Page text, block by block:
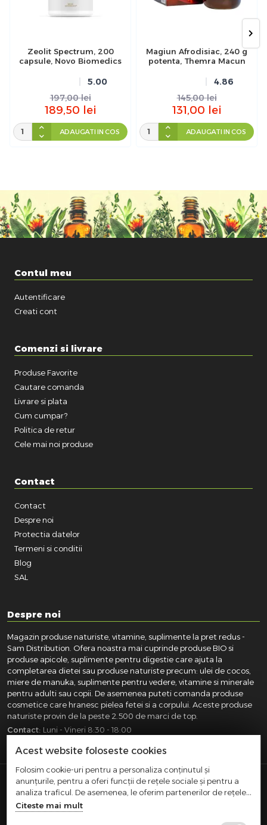
Zeolit Spectrum, 200
capsule, Novo Biomedics
5.00
197,00 lei
189,50 lei
ADAUGATI IN COS
Magiun Afrodisiac, 240 g
potenta, Themra Macun
4.86
145,00 lei
131,00 lei
ADAUGATI IN COS
Contul meu
Autentificare
Creati cont
Comenzi si livrare
Produse Favorite
Cautare comanda
Livrare si plata
Cum cumpar?
Politica de retur
Cele mai noi produse
Contact
Contact
Despre noi
Protectia datelor
Termeni si conditii
Blog
SAL
Despre noi
Magazin produse naturiste, vitamine, suplimente la pret redus -
Sam Distribution. Ofera noastra mai cuprinde produse BIO si
produse apicole, suplimente pentru digestie care ajuta la
completarea dietei sau produse naturiste precum: ulei de cocos,
miere de manuka, suplimente pentru vedere, vitamine si minerale
pentru adulti sau copii. De asemenea puteti comanda produse
cosmetice care hranesc pielea fetei si a corpului. Aceste produse
naturiste provin de la peste 2.500 de marci de top.
Contact: Luni - Vineri 8:30 - 18:00
SAM DISTRIBUTION S.R.L.- Registrul Comertului:
J40/10004/2002, Cod fiscal: RO14935035, Adresa: Str.
Dimieni, nr. 7, Bucuresti, sector 5.
Acest website foloseste cookies
Folosim cookie-uri pentru a personaliza conținutul și
anunțurile, pentru a oferi funcții de rețele sociale și pentru a
analiza traficul. De asemenea, le oferim partenerilor de rețele
sociale, de publicitate și de analize informații cu privire la
modul în care folosiți site-ul nostru. Aceștia le pot combina cu
Citeste mai mult